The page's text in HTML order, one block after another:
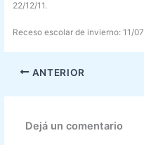
22/12/11.
Receso escolar de invierno: 11/
ANTERIOR
Dejá un comentario